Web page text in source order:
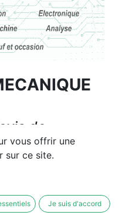
de
un
vous offrir une
sur ce site.
Je suis d'accord